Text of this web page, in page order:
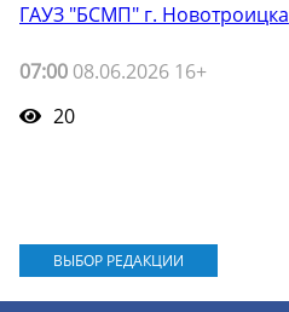
ГАУЗ "БСМП" г. Новотроицка
07:00 08.06.2026 16+
20
ВЫБОР РЕДАКЦИИ